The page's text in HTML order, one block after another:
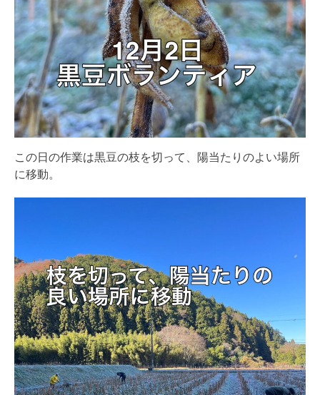
この日の作業は黒豆の枝を切って、陽当たりのよい場所
に移動。